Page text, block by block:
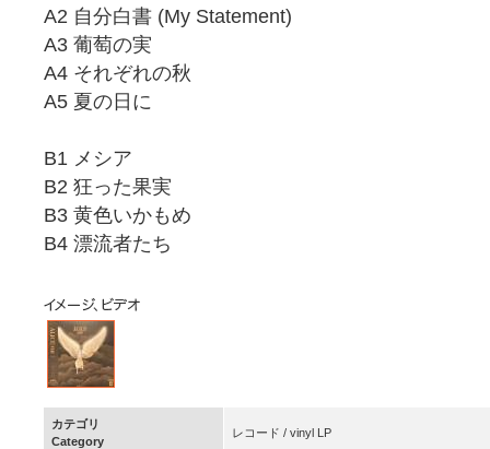
A2 自分白書 (My Statement)
A3 葡萄の実
A4 それぞれの秋
A5 夏の日に
B1 メシア
B2 狂った果実
B3 黄色いかもめ
B4 漂流者たち
カテゴリ
Category
レコード / vinyl LP